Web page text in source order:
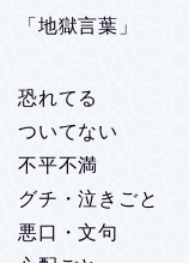
「地獄言葉」
恐れてる
ついてない
不平不満
グチ・泣きごと
悪口・文句